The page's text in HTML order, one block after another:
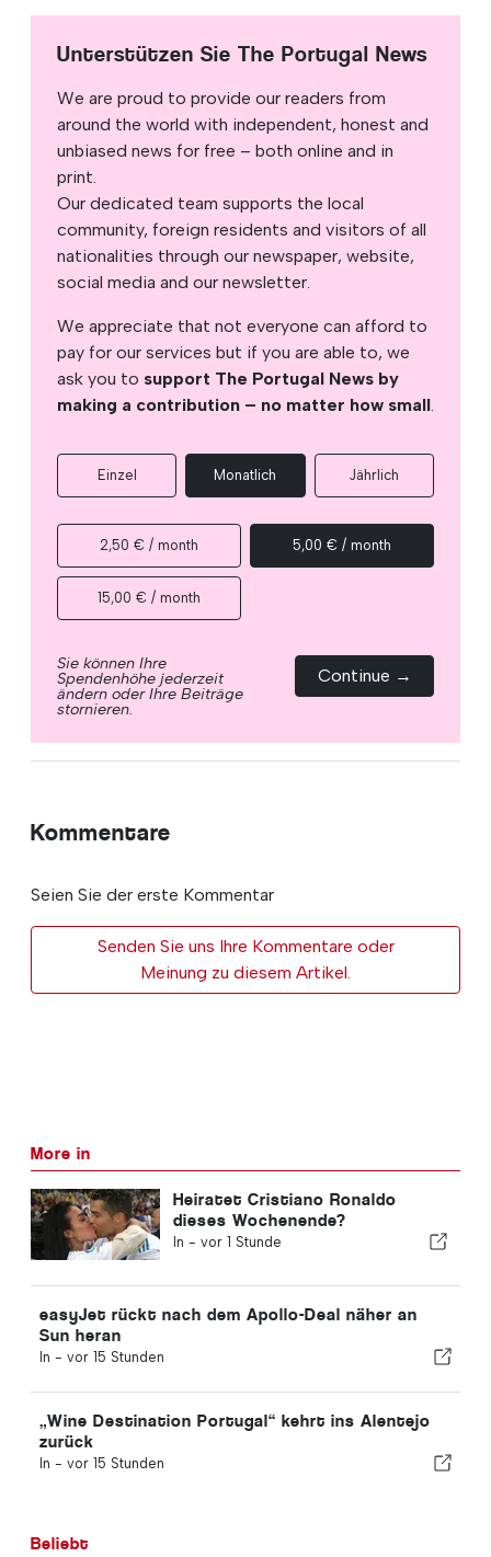
Unterstützen Sie The Portugal News
We are proud to provide our readers from
around the world with independent, honest and
unbiased news for free – both online and in
print.
Our dedicated team supports the local
community, foreign residents and visitors of all
nationalities through our newspaper, website,
social media and our newsletter.
We appreciate that not everyone can afford to
pay for our services but if you are able to, we
ask you to support The Portugal News by
making a contribution – no matter how small.
Einzel Monatlich Jährlich
2,50 € / month 5,00 € / month
15,00 € / month
Sie können Ihre
Spendenhöhe jederzeit
ändern oder Ihre Beiträge
stornieren.
Continue →
Kommentare
Seien Sie der erste Kommentar
Senden Sie uns Ihre Kommentare oder
Meinung zu diesem Artikel.
More in
Heiratet Cristiano Ronaldo
dieses Wochenende?
In - vor 1 Stunde
easyJet rückt nach dem Apollo-Deal näher an
Sun heran
In - vor 15 Stunden
„Wine Destination Portugal“ kehrt ins Alentejo
zurück
In - vor 15 Stunden
Beliebt